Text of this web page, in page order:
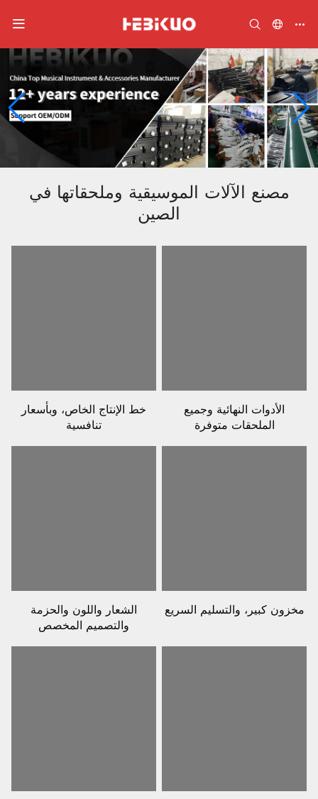
2/ 2
مصنع الآلات الموسيقية وملحقاتها في
الصين
خط الإنتاج الخاص، وبأسعار
تنافسية
الأدوات النهائية وجميع
الملحقات متوفرة
الشعار واللون والحزمة
والتصميم المخصص
مخزون كبير، والتسليم السريع